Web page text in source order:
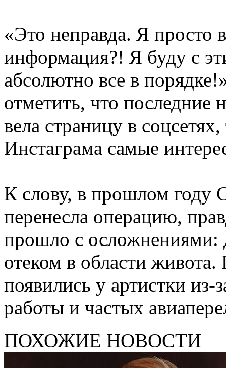
«Это неправда. Я просто
информация?! Я буду с
абсолютно все в
отметить, что последние
вела страницу в
Инстаграма самые
К слову, в прошлом году
перенесла операцию,
прошло с осложнениями:
отеком в области
появились у артистки из-
работы и частых
ПОХОЖИЕ НОВОСТИ